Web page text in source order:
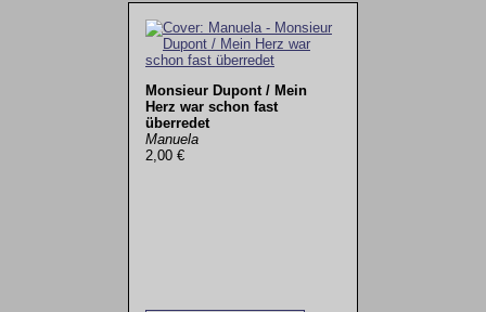
Monsieur Dupont / Mein
Herz war schon fast
überredet
Manuela
2,00 €